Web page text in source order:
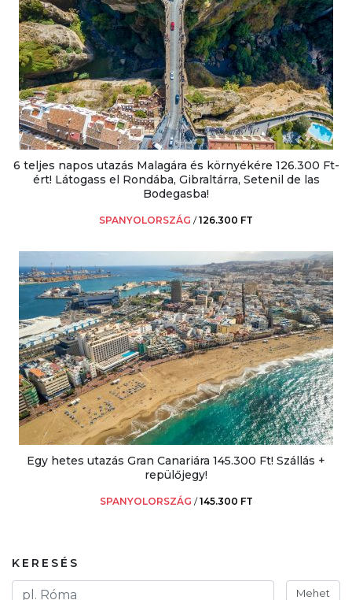
6 teljes napos utazás Malagára és környékére 126.300 Ft-
ért! Látogass el Rondába, Gibraltárra, Setenil de las
Bodegasba!
SPANYOLORSZÁG /126.300 FT
Egy hetes utazás Gran Canariára 145.300 Ft! Szállás +
repülőjegy!
SPANYOLORSZÁG /145.300 FT
KERESÉS
Mehet